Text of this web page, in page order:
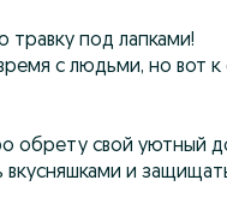
травку под лапками!
с людьми, но вот к
обрету свой уютный
и